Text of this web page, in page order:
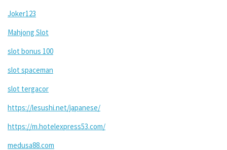
Joker123
Mahjong Slot
slot bonus 100
slot spaceman
slot tergacor
https://lesushi.net/japanese/
https://m.hotelexpress53.com/
medusa88.com